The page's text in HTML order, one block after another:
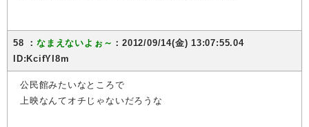
58 ：なまえないよぉ～ ：2012/09/14(金) 13:07:55.04
ID:KcifYI8m
公民館みたいなところで
上映なんてオチじゃないだろうな